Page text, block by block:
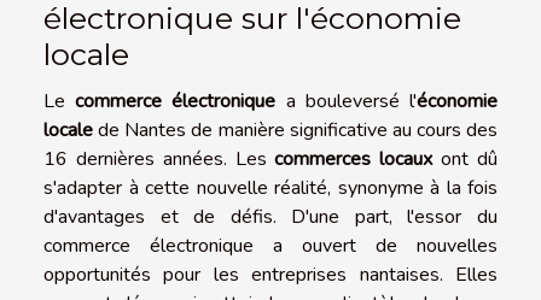
électronique sur l'économie
locale
Lecommerce électronique a bouleversé l'économie
localede Nantes de manière significative au cours des
16 dernières années. Lescommerces locauxont dû
s'adapter à cette nouvelle réalité, synonyme à la fois
d'avantages et de défis. D'une part, l'essor du
commerce électronique a ouvert de nouvelles
opportunités pour les entreprises nantaises. Elles